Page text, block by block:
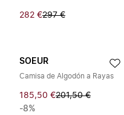
282 €297 €
SOEUR
Camisa de Algodón a Rayas
185,50 €201,50 €
-8%